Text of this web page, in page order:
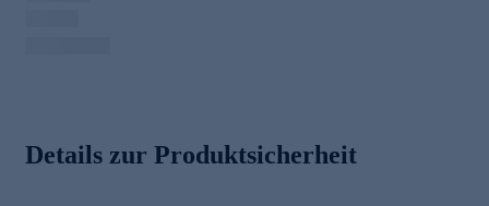
Details zur Produktsicherheit